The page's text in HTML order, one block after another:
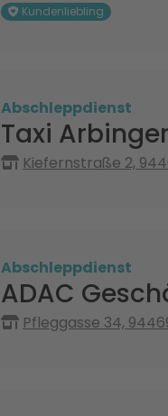
Kundenliebling
Abschleppdienst
Taxi Arbinger
Kiefernstraße 2,
Abschleppdienst
ADAC
Pfleggasse 34,